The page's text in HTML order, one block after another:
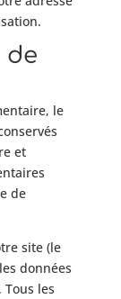
de
le
et
de
site (le
données
les